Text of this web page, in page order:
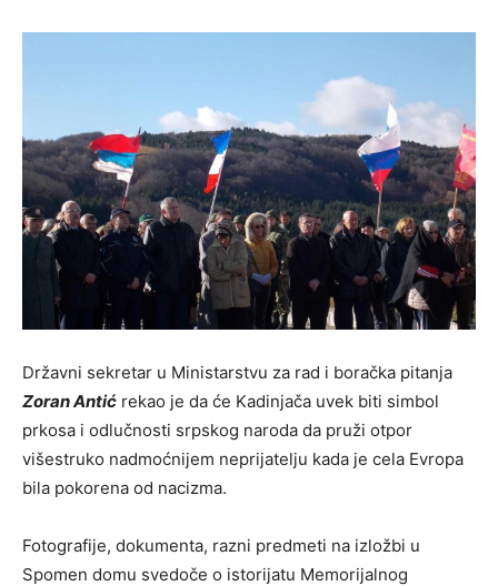
Državni sekretar u Ministarstvu za rad i boračka pitanja
Zoran Antić rekao je da će Kadinjača uvek biti simbol
prkosa i odlučnosti srpskog naroda da pruži otpor
višestruko nadmoćnijem neprijatelju kada je cela Evropa
bila pokorena od nacizma.
Fotografije, dokumenta, razni predmeti na izložbi u
Spomen domu svedoče o istorijatu Memorijalnog